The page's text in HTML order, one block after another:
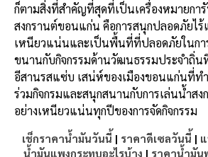
ก็ตามสิ่งที่สำคัญที่สุดที่เป็นเครื่องหมายกา
สงกรานต์ขอนแก่น คือการสนุกปลอดภัยไร้
เหนียวแน่นและเป็นพื้นที่ที่ปลอดภัยในกา
ขนานกับกิจกรรมด้านวัฒนธรรมประจำถิ่น
อีสานรสแซ่บ เสน่ห์ของเมืองขอนแก่นที่ท
ร่วมกิจกรมและสนุกสนานกับการเล่นน้ำส
อย่างเหนียวแน่นทุกปีของการจัดกิจกรรม
เช็กราคาน้ำมันวันนี้ | ราคาดีเซลวันนี้ |
น้ำมันแพงกระทบอะไรบ้าง | ราคาน้ำมัน